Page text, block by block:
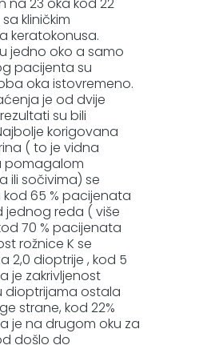
na 23 oka kod 22
kliničkim
keratokonusa.
jedno oko a samo
pacijenta su
oka istovremeno.
je od dvije
su bili
korigovana
( to je vidna
pomagalom
ili sočivima) se
65 % pacijenata
jednog reda ( više
70 % pacijenata
rožnice K se
2,0 dioptrije , kod 5
je zakrivljenost
dioptrijama ostala
strane, kod 22%
je na drugom oku za
došlo do